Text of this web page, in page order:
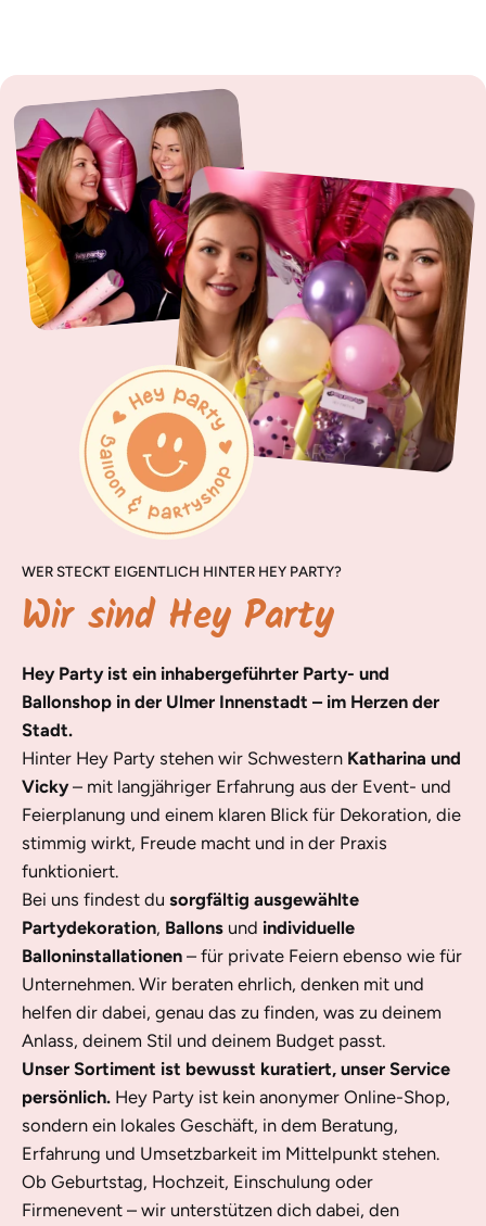
WER STECKT EIGENTLICH HINTER HEY PARTY?
Wir sind Hey Party
Hey Party ist ein inhabergeführter Party- und
Ballonshop in der Ulmer Innenstadt – im Herzen der
Stadt.
Hinter Hey Party stehen wir Schwestern Katharina und
Vicky– mit langjähriger Erfahrung aus der Event- und
Feierplanung und einem klaren Blick für Dekoration, die
stimmig wirkt, Freude macht und in der Praxis
funktioniert.
Bei uns findest du sorgfältig ausgewählte
Partydekoration, Ballons und individuelle
Balloninstallationen – für private Feiern ebenso wie für
Unternehmen. Wir beraten ehrlich, denken mit und
helfen dir dabei, genau das zu finden, was zu deinem
Anlass, deinem Stil und deinem Budget passt.
Unser Sortiment ist bewusst kuratiert, unser Service
persönlich. Hey Party ist kein anonymer Online-Shop,
sondern ein lokales Geschäft, in dem Beratung,
Erfahrung und Umsetzbarkeit im Mittelpunkt stehen.
Ob Geburtstag, Hochzeit, Einschulung oder
Firmenevent – wir unterstützen dich dabei, den